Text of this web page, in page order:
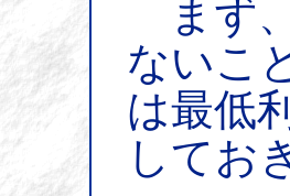
まず
ないこ
は最低
してお